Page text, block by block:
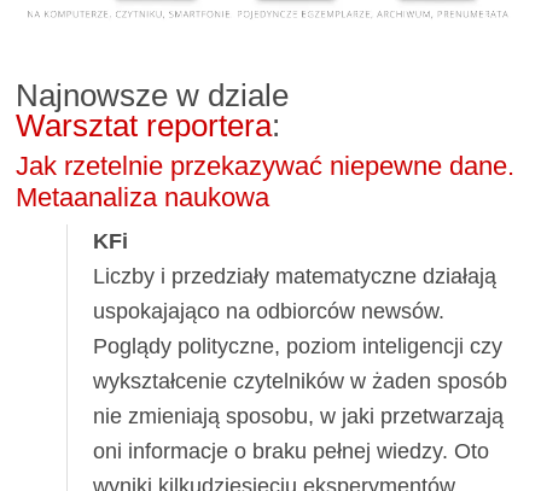
Najnowsze w dziale
Warsztat reportera:
Jak rzetelnie przekazywać niepewne dane.
Metaanaliza naukowa
KFi
Liczby i przedziały matematyczne działają
uspokajająco na odbiorców newsów.
Poglądy polityczne, poziom inteligencji czy
wykształcenie czytelników w żaden sposób
nie zmieniają sposobu, w jaki przetwarzają
oni informacje o braku pełnej wiedzy. Oto
wyniki kilkudziesięciu eksperymentów